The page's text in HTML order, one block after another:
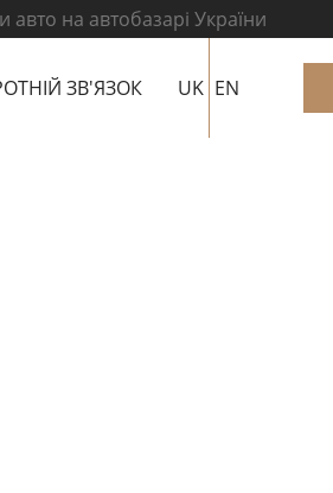
авто на автобазарі України
ЗВ'ЯЗОК UK EN